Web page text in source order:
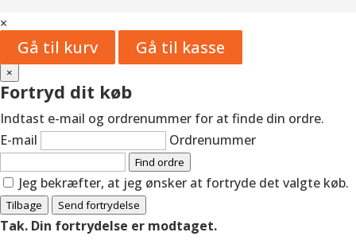
×
Gå til kurv Gå til kasse
×
Fortryd dit køb
Indtast e-mail og ordrenummer for at finde din ordre.
E-mail
Ordrenummer
Find ordre
Jeg bekræfter, at jeg ønsker at fortryde det valgte køb.
Tilbage Send fortrydelse
Tak. Din fortrydelse er modtaget.